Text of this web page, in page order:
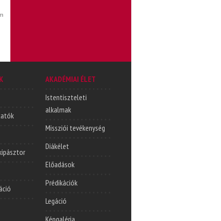
AKADÉMIAI ÉLET
Istentiszteleti
alkalmak
Missziói tevékenység
Diákélet
Előadások
Prédikációk
Legáció
Képgaléria